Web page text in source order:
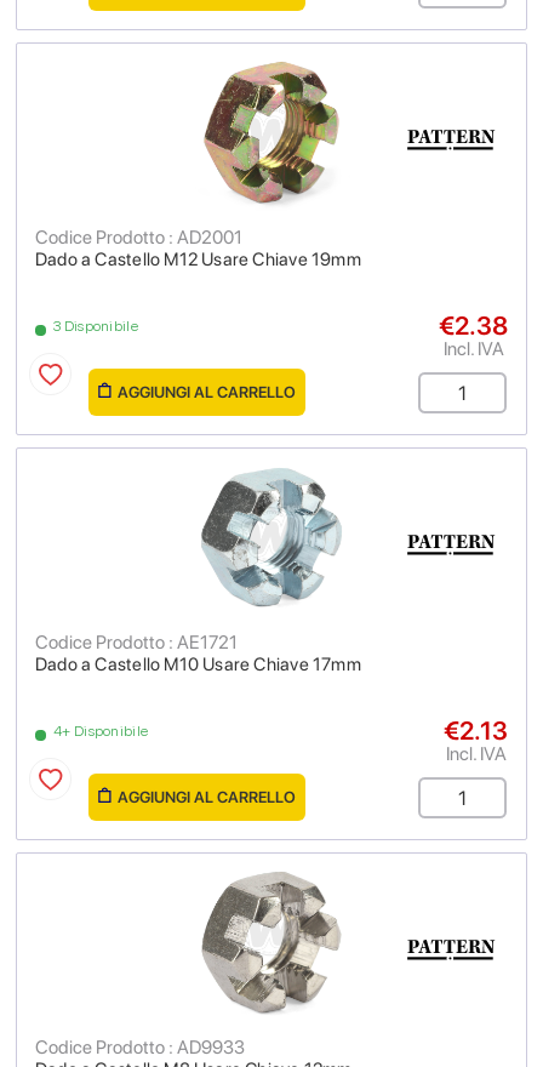
Dado a Castello M12 Usare Chiave 19mm
Codice Prodotto : AD2001
3 Disponibile €2.38
Incl. IVA
AGGIUNGI AL CARRELLO
Dado a Castello M10 Usare Chiave 17mm
Codice Prodotto : AE1721
4+ Disponibile €2.13
Incl. IVA
AGGIUNGI AL CARRELLO
Codice Prodotto : AD9933